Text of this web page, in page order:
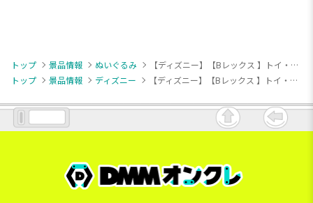
トップ 景品情報 ぬいぐるみ
【ディズニー】【Bレックス 】トイ・ストーリー ミルキーボア カラーコーンBIGぬいぐるみ
トップ
景品情報 ディズニー 【ディズニー】【Bレックス 】トイ・ストーリー ミルキーボア カラーコーンBIGぬいぐるみ